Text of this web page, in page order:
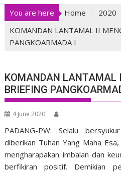
You are here Home 2020
KOMANDAN LANTAMAL II
PANGKOARMADA I
KOMANDAN LANTAMAL
BRIEFING
4 June 2020
PADANG-PW: Selalu
diberikan Tuhan Yang Maha
mengharapakan imbalan dan
berfikiran positif. Demikian